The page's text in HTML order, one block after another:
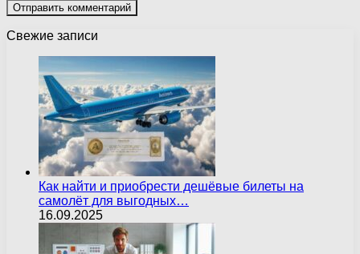
Свежие записи
Как найти и приобрести дешёвые билеты на
самолёт для выгодных…
16.09.2025